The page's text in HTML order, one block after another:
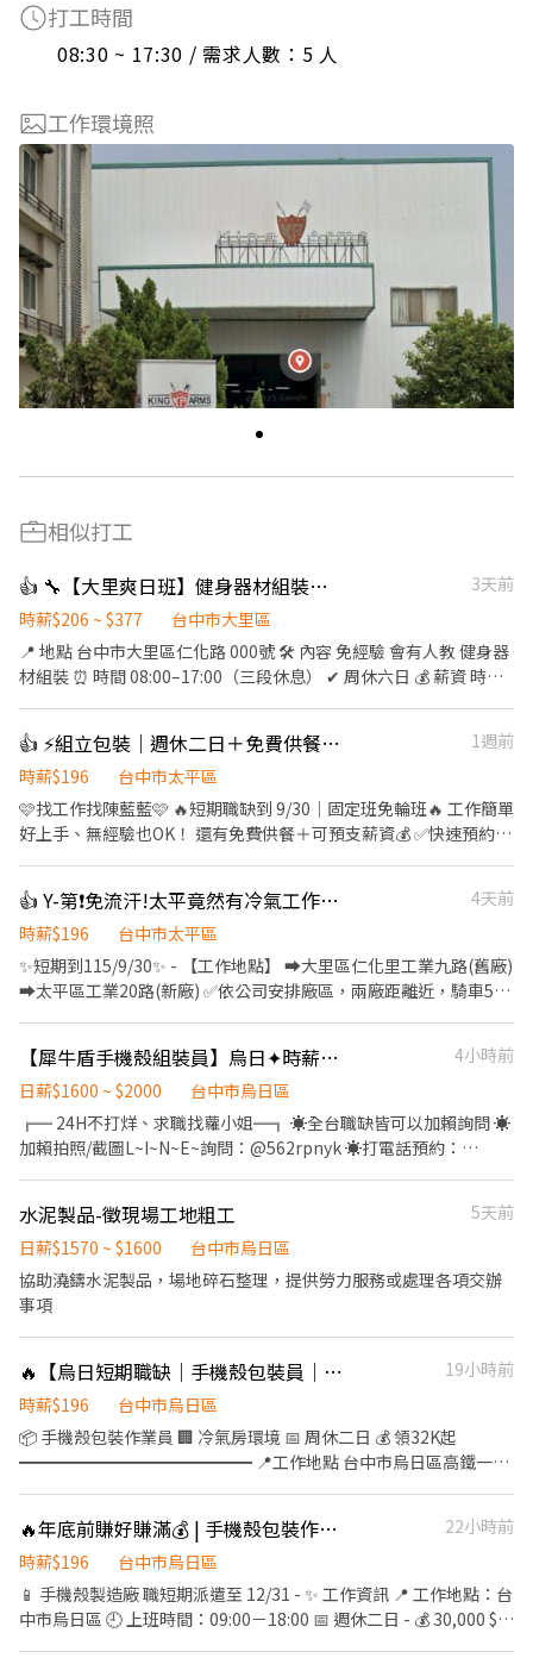
打工時間
08:30 ~ 17:30 / 需求人數：5 人
工作環境照
相似打工
👍 🔧【大里爽日班】健身器材組裝｜周休六日｜時薪206起＋供餐 ⚡ 津貼很香派
3天前
時薪$206 ~ $377
台中市大里區
📍 地點 台中市大里區仁化路 000號 🛠 內容 免經驗 會有人教 健身器
材組裝 ⏰ 時間 08:00–17:00（三段休息） ✔ 周休六日 💰 薪資 時薪
聯絡~ 📞 聯絡專線：（04）2560-0907 #1105 【首誠-艾瑪】 💬賴
ID：@190ktlnc 加好友後上傳姓名+電話+生日+職缺截圖 參考其他
職缺： https://jobappmeta-y8adb6ni.manus.space
👍 ⚡組立包裝｜週休二日＋免費供餐｜固定日班無經驗可🔥
1週前
時薪$196
台中市太平區
🩷找工作找陳藍藍🩷 🔥短期職缺到 9/30｜固定班免輪班🔥 工作簡單
好上手、無經驗也OK！ 還有免費供餐＋可預支薪資💰 ✅快速預約：
╰──────────────╯ ⚡工作內容 🔹推桿組立 🔹產品
檢驗／包裝 🔹簡易機台操作 ⚡工作時間/薪資 日班：08:00-17:00 /
$31,500 💰配合加班約可達 $39,000 —————⭐相關福利⭐—————
✅ 週休二日、見紅休 ✅ 固定班別、不需輪班 ✅ 免費供餐 ✅ 可預支
薪資 ✅ 勞保／健保／勞退／團保 ✅ 特休制度完善 🎁 三節禮金 端午
$500 介紹 2 位 $1000 ✨人數越多、獎金無上限✨ ╭────⚡應徵
方式⚡────╮ 聯絡 陳小姐✨ 預約面試： 應徵預約請點選加入➡️
搜尋帳號 @252fmefb
👍 Y-第❗免流汗!太平竟然有冷氣工作➡️【作業員】✅周休六日✅快速上班
4天前
時薪$196
台中市太平區
✨短期到115/9/30✨ - 【工作地點】 ➡️大里區仁化里工業九路(舊廠)
➡️太平區工業20路(新廠) ✅依公司安排廠區，兩廠距離近，騎車5分
➡️配合加班，薪資平均約36K~38K - ══════▼【工作內容】
▼══════ ✨電動推桿產品✨ - 【作業員】➡️常日班 ✅機台操
作✅產品加工組立✅包裝檢驗 - ══════▼【職缺重點】
▼══════ ✅【休假制度】周休二日 ✅【職缺優點】免經驗可.
冷氣廠區.免穿無塵衣 ✅【廠區面試】可以到廠區面試很安心 ✅【用
保.團保.特休.勞退 ✅【發薪日期】每月12號 - ❤️請先按 【 我 要 應
徵 】 投遞履歷➡快速接洽面試 - ╔~~♥~~♥~~⭐️【 應徵方式 】
話:0933670253 ☎️加賴詢問:@927wcdri 陳嘉嘉 ➡️火速找嘉嘉
https://lin.ee/Y30dLdb ╚~~♥~~♥~~⭐️【 快速找工作 】
⭐️~~♥~~♥~~╝
【犀牛盾手機殼組裝員】烏日✦時薪206起✦周休六日/冷氣房
4小時前
日薪$1600 ~ $2000
台中市烏日區
╔═ 24H不打烊、求職找蘿小姐═╗ ☀️全台職缺皆可以加賴詢問 ☀️
加賴拍照/截圖L~I~N~E~詢問：@562rpnyk ☀️打電話預約：
整潔、冷氣房吹涼】 ✅【長期穩定工作，新創公司制度完善】
✅【免經驗、免輪班、可周領借支薪水】 *工期目前至12/30 視訂單
量延長工期* ▬▬▬工作介紹▬▬▬ 【工作內容】：手機殼組裝、
目檢、印刷、貼膜、包裝、分類、出貨 【工作地點】：台中市烏日
30分鐘 【用餐方式】：自理(可代訂便當) 【休假制度】：週休六
日、見紅休 【發薪制度】：每月10日(可週領) ▬▬▬享有福利
❸.到職滿3個月享三節禮金或禮品
水泥製品-徵現場工地粗工
5天前
日薪$1570 ~ $1600
台中市烏日區
協助澆鑄水泥製品，場地碎石整理，提供勞力服務或處理各項交辦
事項
🔥【烏日短期職缺｜手機殼包裝員｜固定日班｜冷氣房｜周休二日｜至12/31】🔥
19小時前
時薪$196
台中市烏日區
📦 手機殼包裝作業員 🏢 冷氣房環境 📅 周休二日 💰 領32K起
━━━━━━━━━━━━━━ 📍工作地點 台中市烏日區高鐵一路
獎金 2,000元 ⭐ 領32,000元起 ━━━━━━━━━━━━━━ 📝工
作內容 ▪ 手機殼包裝作業 ▪ 產品檢查與整理 ▪ 成品包裝出貨 ▪ 須
具備簡單 A-Z 英文字母辨識能力 ▪ 久站作業
━━━━━━━━━━━━━━ ✨工作特色 ▪ 固定日班免輪班 ▪
周休二日 ▪ 冷氣房工作環境 ▪ 工作內容簡單易上手 ▪ 免經驗可
🔥年底前賺好賺滿💰 | 手機殼包裝作業員 |周休二日|固定日班
22小時前
時薪$196
台中市烏日區
📱 手機殼製造廠 職短期派遣至 12/31 - ✨ 工作資訊 📍 工作地點：台
中市烏日區 🕘 上班時間：09:00－18:00 📅 週休二日 - 💰 30,000 $/